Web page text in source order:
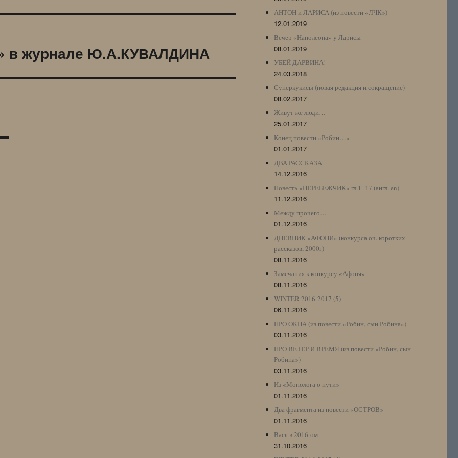
в журнале Ю.А.КУВАЛДИНА
АНТОН и ЛАРИСА (из повести «ЛЧК»)
12.01.2019
Вечер «Наполеона» у Ларисы
08.01.2019
УБЕЙ ДАРВИНА!
24.03.2018
Суперкукисы (новая редакция и сокращение)
08.02.2017
Живут же люди…
25.01.2017
Конец повести «Робин…»
01.01.2017
ДВА РАССКАЗА
14.12.2016
Повесть «ПЕРЕБЕЖЧИК» гл.1_17 (англ. en)
11.12.2016
Между прочего…
01.12.2016
ДНЕВНИК «АФОНИ» (конкурса оч. коротких
рассказов, 2000г)
08.11.2016
Замечания к конкурсу «Афоня»
08.11.2016
WINTER 2016-2017 (5)
06.11.2016
ПРО ОКНА (из повести «Робин, сын Робина»)
03.11.2016
ПРО ВЕТЕР И ВРЕМЯ (из повести «Робин, сын
Робина»)
03.11.2016
Из «Монолога о пути»
01.11.2016
Два фрагмента из повести «ОСТРОВ»
01.11.2016
Вася в 2016-ом
31.10.2016